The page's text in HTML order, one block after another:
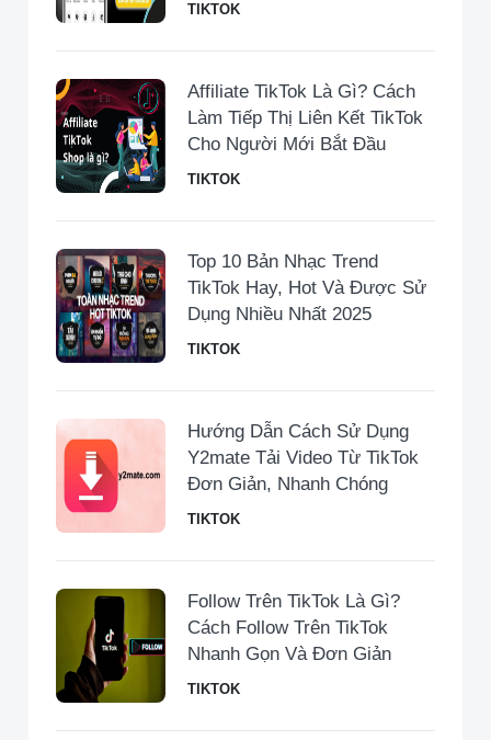
TIKTOK
Affiliate TikTok Là Gì? Cách
Làm Tiếp Thị Liên Kết TikTok
Cho Người Mới Bắt Đầu
TIKTOK
Top 10 Bản Nhạc Trend
TikTok Hay, Hot Và Được Sử
Dụng Nhiều Nhất 2025
TIKTOK
Hướng Dẫn Cách Sử Dụng
Y2mate Tải Video Từ TikTok
Đơn Giản, Nhanh Chóng
TIKTOK
Follow Trên TikTok Là Gì?
Cách Follow Trên TikTok
Nhanh Gọn Và Đơn Giản
TIKTOK